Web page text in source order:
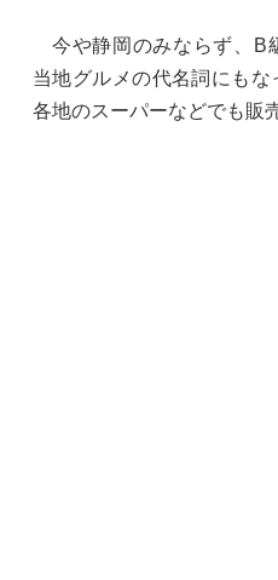
今や静岡のみならず、B
当地グルメの代名詞にも
各地のスーパーなどでも販